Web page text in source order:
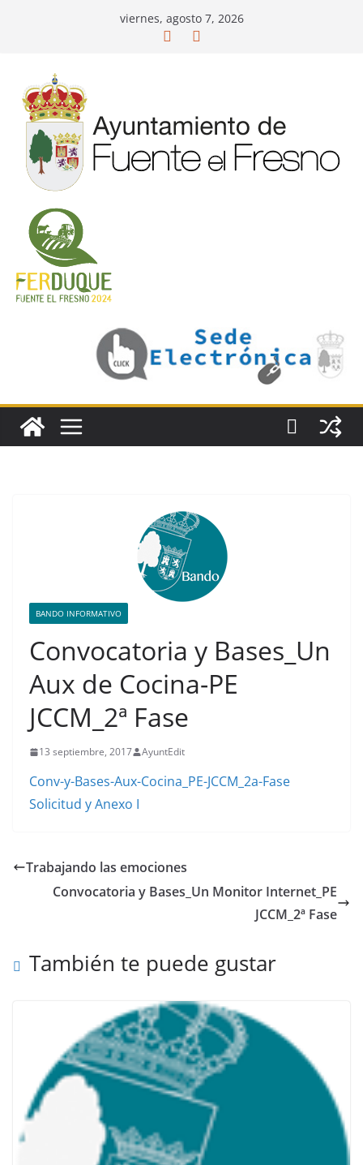
viernes, agosto 7, 2026
BANDO INFORMATIVO
Convocatoria y Bases_Un
Aux de Cocina-PE
JCCM_2ª Fase
13 septiembre, 2017 AyuntEdit
Conv-y-Bases-Aux-Cocina_PE-JCCM_2a-Fase
Solicitud y Anexo I
Trabajando las emociones
Convocatoria y Bases_Un Monitor Internet_PE
JCCM_2ª Fase
También te puede gustar